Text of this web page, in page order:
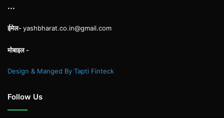
...
ईमेल-yashbharat.co.in@gmail.com
मोबाइल -
Design & Manged By Tapti Finteck
Follow Us